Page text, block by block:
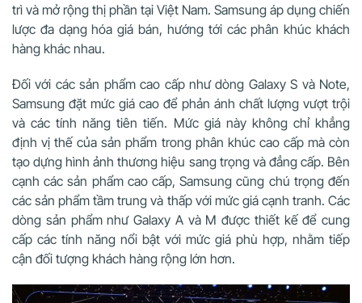
trì và mở rộng thị phần tại Việt Nam. Samsung áp dụng chiến
lược đa dạng hóa giá bán, hướng tới các phân khúc khách
hàng khác nhau.
Đối với các sản phẩm cao cấp như dòng Galaxy S và Note,
Samsung đặt mức giá cao để phản ánh chất lượng vượt trội
và các tính năng tiên tiến. Mức giá này không chỉ khẳng
định vị thế của sản phẩm trong phân khúc cao cấp mà còn
tạo dựng hình ảnh thương hiệu sang trọng và đẳng cấp. Bên
cạnh các sản phẩm cao cấp, Samsung cũng chú trọng đến
các sản phẩm tầm trung và thấp với mức giá cạnh tranh. Các
dòng sản phẩm như Galaxy A và M được thiết kế để cung
cấp các tính năng nổi bật với mức giá phù hợp, nhằm tiếp
cận đối tượng khách hàng rộng lớn hơn.